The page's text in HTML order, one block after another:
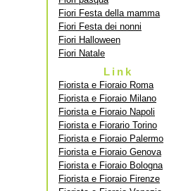
Fiori Festa della mamma
Fiori Festa dei nonni
Fiori Halloween
Fiori Natale
Link
Fiorista e Fioraio Roma
Fiorista e Fioraio Milano
Fiorista e Fioraio Napoli
Fiorista e Fiorario Torino
Fiorista e Fioraio Palermo
Fiorista e Fioraio Genova
Fiorista e Fioraio Bologna
Fiorista e Fioraio Firenze